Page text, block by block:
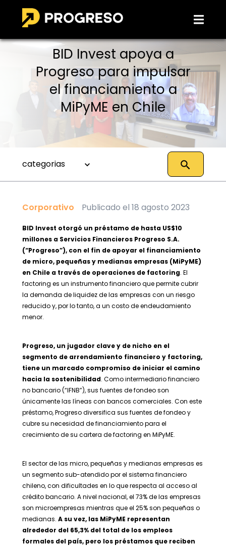
BID Invest apoya a
Progreso para impulsar
el financiamiento a
MiPyME en Chile
categorias
Corporativo Publicado el 18 agosto 2023
BID Invest otorgó un préstamo de hasta US$10
millones a Servicios Financieros Progreso S.A.
(“Progreso”), con el fin de apoyar el financiamiento
de micro, pequeñas y medianas empresas (MiPyME)
en Chile a través de operaciones de factoring. El
factoring es un instrumento financiero que permite cubrir
la demanda de liquidez de las empresas con un riesgo
reducido y, por lo tanto, a un costo de endeudamiento
menor.
Progreso, un jugador clave y de nicho en el
segmento de arrendamiento financiero y factoring,
tiene un marcado compromiso de iniciar el camino
hacia la sostenibilidad. Como intermediario financiero
no bancario (“IFNB”), sus fuentes de fondeo son
únicamente las líneas con bancos comerciales. Con este
préstamo, Progreso diversifica sus fuentes de fondeo y
cubre su necesidad de financiamiento para el
crecimiento de su cartera de factoring en MiPyME.
El sector de las micro, pequeñas y medianas empresas es
un segmento sub-atendido por el sistema financiero
chileno, con dificultades en lo que respecta al acceso al
crédito bancario. A nivel nacional, el 73% de las empresas
son microempresas mientras que el 25% son pequeñas o
medianas. A su vez, las MiPyME representan
alrededor del 65,3% del total de los empleos
formales del país, pero los préstamos que reciben